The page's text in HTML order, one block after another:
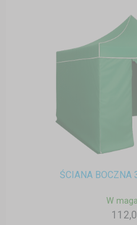
ŚCIANA BOCZNA
W